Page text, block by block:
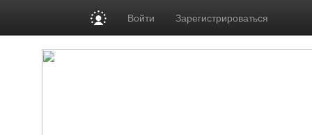
Войти Зарегистрироваться